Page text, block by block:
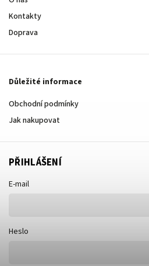
Kontakty
Doprava
Důležité informace
Obchodní podmínky
Jak nakupovat
PŘIHLÁŠENÍ
E-mail
Heslo